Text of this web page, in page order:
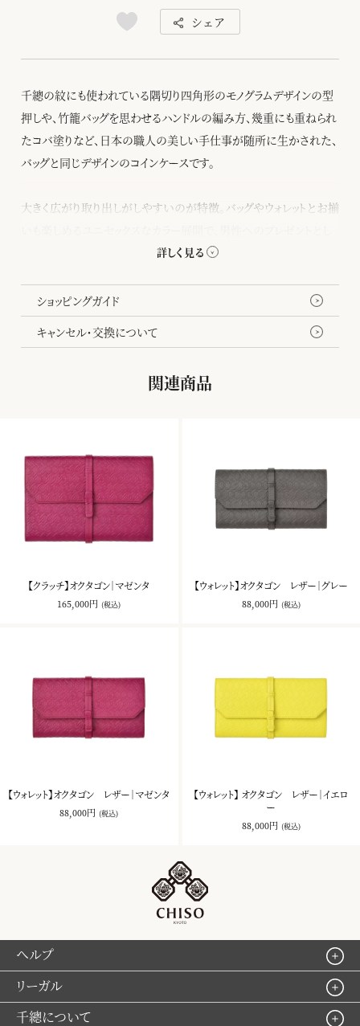
シェア
千總の紋にも使われている隅切り四角形のモノグラムデザインの型
押しや、竹籠バッグを思わせるハンドルの編み方、幾重にも重ねられ
たコバ塗りなど、日本の職人の美しい手仕事が随所に生かされた、
バッグと同じデザインのコインケースです。
大きく広がり取り出しがしやすいのが特徴。バッグやウォレットとお揃
ショッピングガイド
キャンセル・交換について
関連商品
【クラッチ】オクタゴン｜マゼンタ
165,000円 (税込)
【ウォレット】オクタゴン レザー｜グレー
88,000円 (税込)
【ウォレット】オクタゴン レザー｜マゼンタ
88,000円 (税込)
【ウォレット】 オクタゴン レザー｜イエロ
ー
88,000円 (税込)
ヘルプ
リーガル
千總について